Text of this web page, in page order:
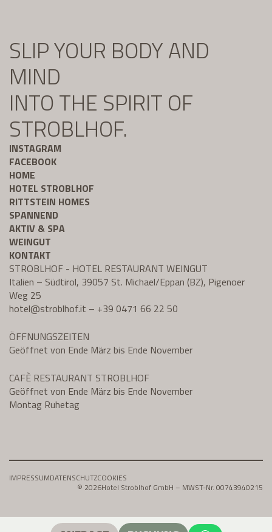
SLIP YOUR BODY AND
MIND
INTO THE SPIRIT OF
STROBLHOF.
INSTAGRAM
FACEBOOK
HOME
HOTEL STROBLHOF
RITTSTEIN HOMES
SPANNEND
AKTIV & SPA
WEINGUT
KONTAKT
STROBLHOF - HOTEL RESTAURANT WEINGUT
Italien – Südtirol, 39057 St. Michael/Eppan (BZ), Pigenoer
Weg 25
hotel@stroblhof.it – +39 0471 66 22 50
ÖFFNUNGSZEITEN
Geöffnet von Ende März bis Ende November
CAFÈ RESTAURANT STROBLHOF
Geöffnet von Ende März bis Ende November
Montag Ruhetag
IMPRESSUMDATENSCHUTZCOOKIES
© 2026Hotel Stroblhof GmbH – MWST-Nr. 00743940215